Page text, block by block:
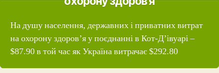
На душу населення, державних і приватних витрат
на охорону здоров’я у поєднанні в Кот-Д’івуарі –
$87.90 в той час як Україна витрачає $292.80